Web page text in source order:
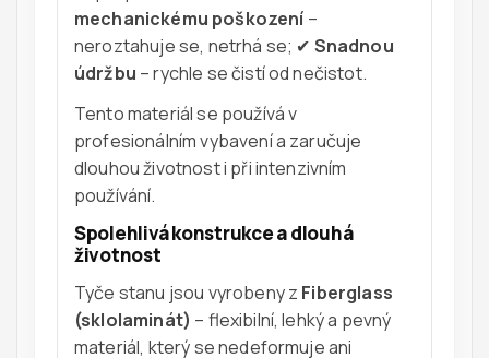
mechanickému poškození –
neroztahuje se, netrhá se; ✔ Snadnou
údržbu – rychle se čistí od nečistot.
Tento materiál se používá v
profesionálním vybavení a zaručuje
dlouhou životnost i při intenzivním
používání.
Spolehlivá konstrukce a dlouhá
životnost
Tyče stanu jsou vyrobeny z Fiberglass
(sklolaminát) – flexibilní, lehký a pevný
materiál, který se nedeformuje ani